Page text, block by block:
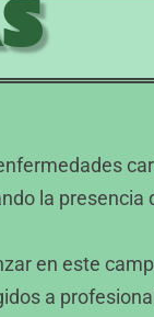
la presencia
en este
a